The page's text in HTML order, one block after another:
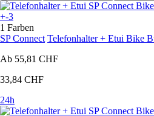
+-3
1 Farben
SP Connect Telefonhalter + Etui Bike
Ab 55,81 CHF
33,84 CHF
24h